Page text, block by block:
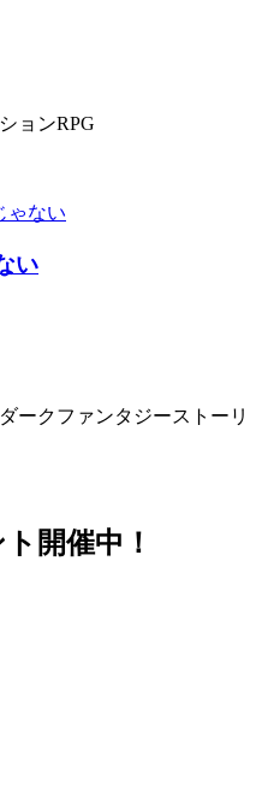
ョンRPG
い
ークファンタジーストーリ
開催中！